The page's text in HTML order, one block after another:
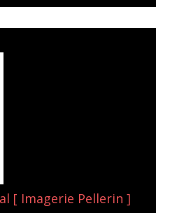
[ Imagerie Pellerin ]